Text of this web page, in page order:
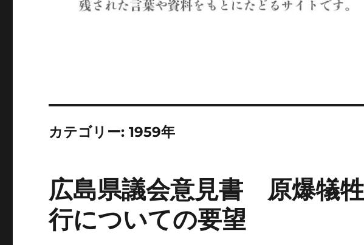
カテゴリー:1959年
広島県議会意見書 原爆犠
行についての要望